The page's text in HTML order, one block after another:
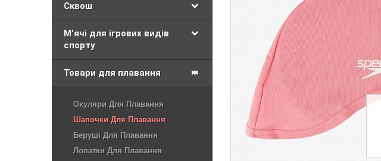
Сквош
М'ячі для ігрових видів
спорту
Товари для плавання
Окуляри Для Плавання
Шапочки Для Плавання
Беруші Для Плавання
Лопатки Для Плавання